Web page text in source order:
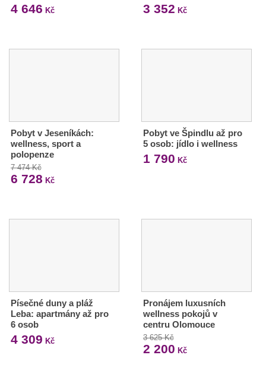
4 646 Kč 3 352 Kč
Pobyt v Jeseníkách:
wellness, sport a
polopenze
7 474 Kč
6 728 Kč
Pobyt ve Špindlu až pro
5 osob: jídlo i wellness
1 790 Kč
Písečné duny a pláž
Leba: apartmány až pro
6 osob
4 309 Kč
Pronájem luxusních
wellness pokojů v
centru Olomouce
3 625 Kč
2 200 Kč